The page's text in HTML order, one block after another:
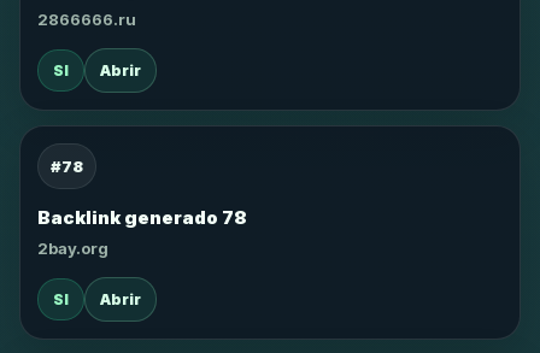
2866666.ru
SI Abrir
#78
Backlink generado 78
2bay.org
SI Abrir